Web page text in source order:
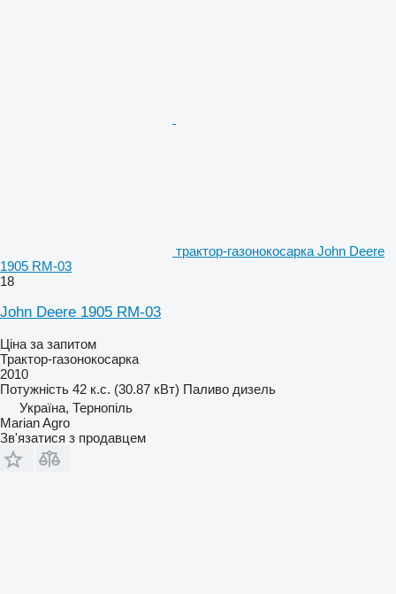
трактор-газонокосарка John Deere
1905 RM-03
18
John Deere 1905 RM-03
Ціна за запитом
Трактор-газонокосарка
2010
Потужність 42 к.с. (30.87 кВт) Паливо дизель
Україна, Тернопіль
Marian Agro
Зв'язатися з продавцем